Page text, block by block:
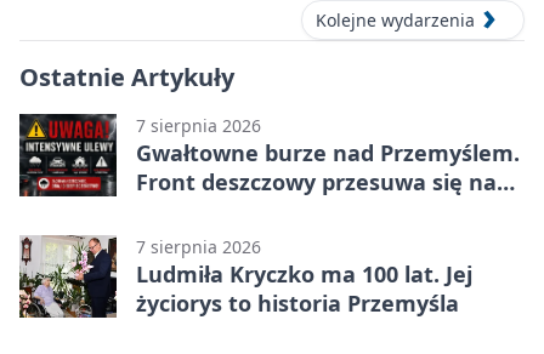
Kolejne wydarzenia
Ostatnie Artykuły
7 sierpnia 2026
Gwałtowne burze nad Przemyślem.
Front deszczowy przesuwa się na
7 sierpnia 2026
Ludmiła Kryczko ma 100 lat. Jej
życiorys to historia Przemyśla